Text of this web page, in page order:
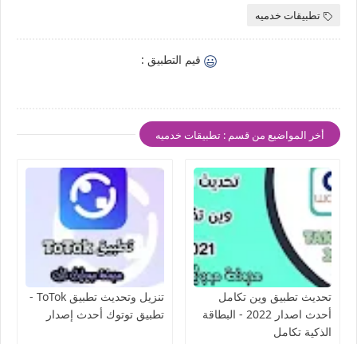
تطبيقات خدميه
قيم التطبيق :
أخر المواضيع من قسم : تطبيقات خدميه
تحديث تطبيق وين تكامل
أحدث اصدار 2022 - البطاقة
الذكية تكامل
تنزيل وتحديث تطبيق ToTok -
تطبيق توتوك أحدث إصدار